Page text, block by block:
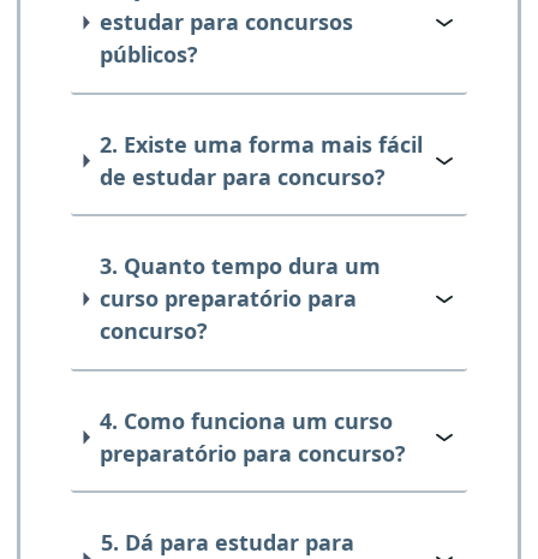
estudar para concursos
públicos?
2. Existe uma forma mais fácil
de estudar para concurso?
3. Quanto tempo dura um
curso preparatório para
concurso?
4. Como funciona um curso
preparatório para concurso?
5. Dá para estudar para